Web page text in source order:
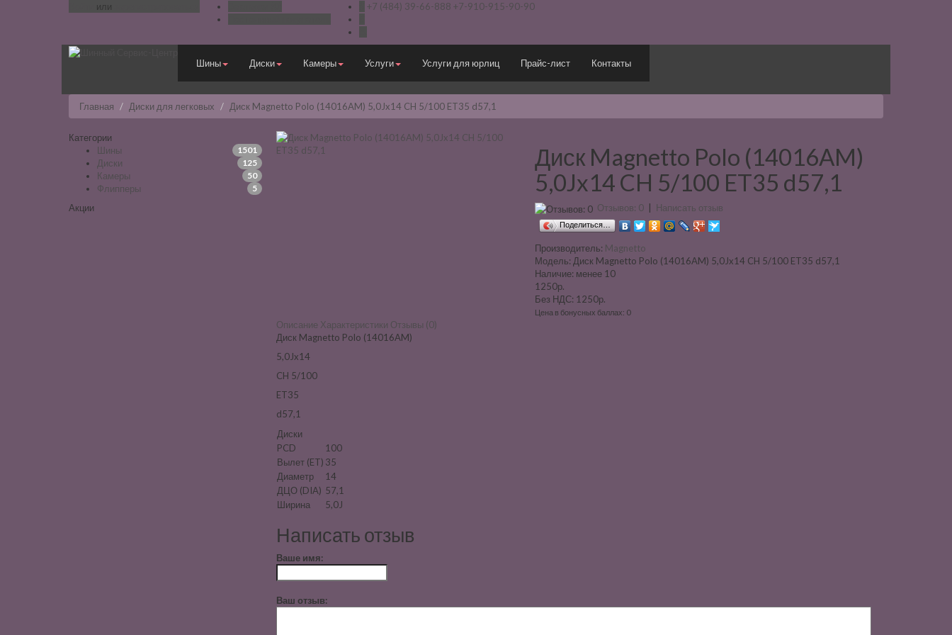
или +7 (484) 39-66-888 +7-910-915-90-90
Шины Диски Камеры Услуги Услуги для юрлиц Прайс-лист Контакты
Главная Диски для легковых Диск Magnetto Polo (14016AM) 5,0Jx14 CH 5/100 ET35 d57,1
Категории
Шины
1501
Диски 125
Камеры 50
Флипперы 5
Акции
Диск Magnetto Polo (14016AM)
5,0Jx14 CH 5/100 ET35 d57,1
Отзывов: 0 Написать отзыв
Поделиться…
Производитель: Magnetto
Модель: Диск Magnetto Polo (14016AM) 5,0Jx14 CH 5/100 ET35 d57,1
Наличие: менее 10
1250р.
Без НДС: 1250р.
Цена в бонусных баллах: 0
Описание Характеристики Отзывы (0)
Диск Magnetto Polo (14016AM)
5,0Jx14
CH 5/100
ET35
d57,1
Диски
PCD
100
Вылет (ET) 35
Диаметр
14
ДЦО (DIA) 57,1
Ширина
5,0J
Написать отзыв
Ваше имя:
Ваш отзыв: